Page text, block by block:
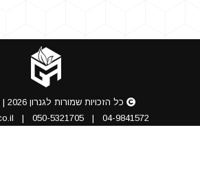
כל הזכויות שמורות לגנרון 2026 |
04-9841572
|
050-5321705
|